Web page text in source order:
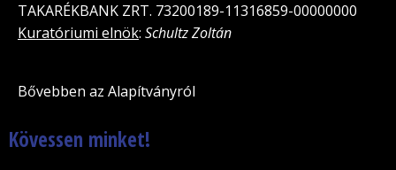
TAKARÉKBANK ZRT. 73200189-11316859-00000000
Kuratóriumi elnök: Schultz Zoltán
Bővebben az Alapítványról
Kövessen minket!